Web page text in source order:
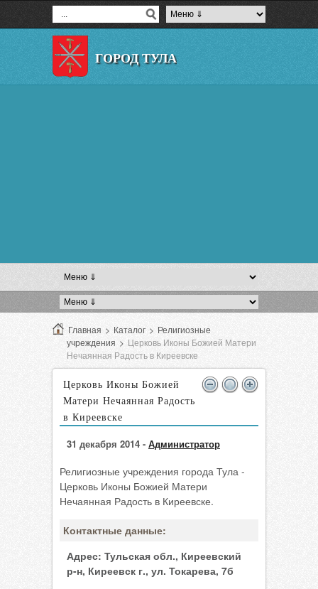
ГОРОД ТУЛА
Главная > Каталог > Религиозные
учреждения > Церковь Иконы Божией Матери
Нечаянная Радость в Киреевске
Церковь Иконы Божией
Матери Нечаянная Радость
в Киреевске
31 декабря 2014 - Администратор
Религиозные учреждения города Тула -
Церковь Иконы Божией Матери
Нечаянная Радость в Киреевске.
Контактные данные:
Адрес: Тульская обл., Киреевский
р-н, Киреевск г., ул. Токарева, 7б